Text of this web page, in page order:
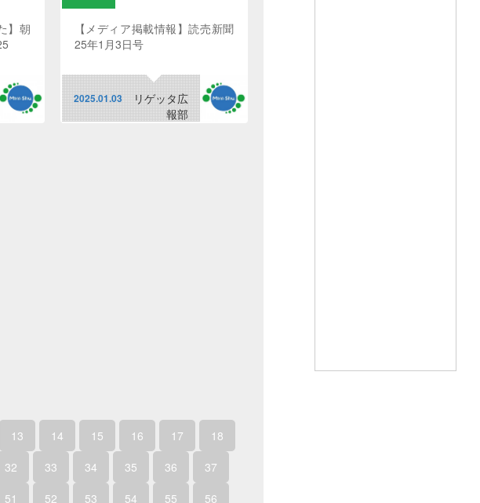
】朝
【メディア掲載情報】読売新聞
25年1月3日号
2025.01.03
リゲッタ広
報部
13 14 15 16 17
18
32 33 34 35 36
37
51 52 53 54 55
56